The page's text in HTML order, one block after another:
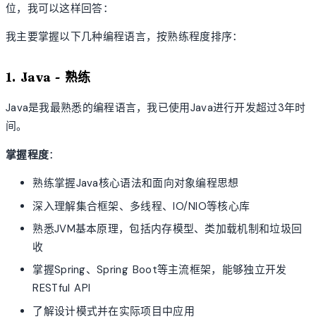
位，我可以这样回答：
我主要掌握以下几种编程语言，按熟练程度排序：
1. Java - 熟练
Java是我最熟悉的编程语言，我已使用Java进行开发超过3年时
间。
掌握程度：
熟练掌握Java核心语法和面向对象编程思想
深入理解集合框架、多线程、IO/NIO等核心库
熟悉JVM基本原理，包括内存模型、类加载机制和垃圾回
收
掌握Spring、Spring Boot等主流框架，能够独立开发
RESTful API
了解设计模式并在实际项目中应用